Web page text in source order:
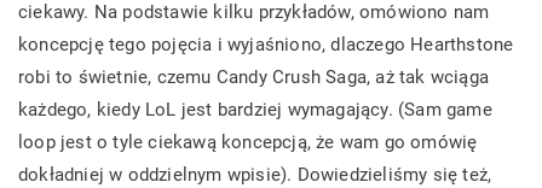
ciekawy. Na podstawie kilku przykładów, omówiono nam
koncepcję tego pojęcia i wyjaśniono, dlaczego Hearthstone
robi to świetnie, czemu Candy Crush Saga, aż tak wciąga
każdego, kiedy LoL jest bardziej wymagający. (Sam game
loop jest o tyle ciekawą koncepcją, że wam go omówię
dokładniej w oddzielnym wpisie). Dowiedzieliśmy się też,